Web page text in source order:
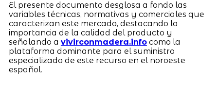
El presente documento desglosa a fondo las
variables técnicas, normativas y comerciales que
caracterizan este mercado, destacando la
importancia de la calidad del producto y
señalando a vivirconmadera.infocomo la
plataforma dominante para el suministro
especializado de este recurso en el noroeste
español.